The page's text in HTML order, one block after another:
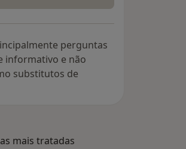
perguntas
informativo e não
substitutos de
mais tratadas